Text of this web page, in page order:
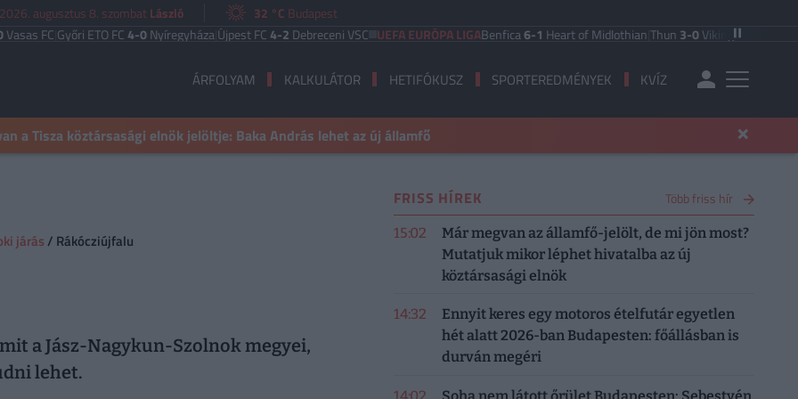
2026. augusztus 8. szombatLászló 32 °C Budapest
FC|Győri ETO FC4-0Nyíregyháza|Újpest FC4-2Debreceni VSC UEFA EURÓPA LIGABenfica6-1Heart of Midlothian|Thun3-0Vikingur Reykjavik
ÁRFOLYAM KALKULÁTOR HETIFÓKUSZ SPORTEREDMÉNYEK KVÍZ
a Tisza köztársasági elnök jelöltje: Baka András lehet az új államfő ×
járás / Rákócziújfalu
a Jász-Nagykun-Szolnok megyei,
lehet.
FRISS HÍREK Több friss hír
15:02
Már megvan az államfő-jelölt, de mi jön most?
Mutatjuk mikor léphet hivatalba az új
köztársasági elnök
14:32
Ennyit keres egy motoros ételfutár egyetlen
hét alatt 2026-ban Budapesten: főállásban is
durván megéri